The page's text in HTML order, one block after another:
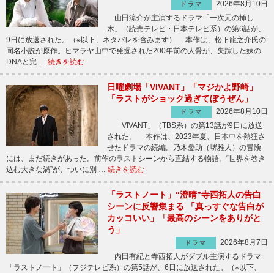
ドラマ
2026年8月10日
山田涼介が主演するドラマ「一次元の挿し
木」（読売テレビ・日本テレビ系）の第6話が、
9日に放送された。（※以下、ネタバレを含みます） 本作は、松下龍之介氏の
同名小説が原作。ヒマラヤ山中で発掘された200年前の人骨が、失踪した妹の
DNAと完 … 続きを読む
日曜劇場「VIVANT」「マジかよ野崎」
「ラストがショック過ぎてぼうぜん」
ドラマ
2026年8月10日
「VIVANT」（TBS系）の第13話が9日に放送
された。 本作は、2023年夏、日本中を熱狂さ
せたドラマの続編。乃木憂助（堺雅人）の冒険
には、まだ続きがあった。前作のラストシーンから直結する物語。“世界を巻き
込む大きな渦”が、ついに別 … 続きを読む
「ラストノート」“澄晴”寺西拓人の告白
シーンに反響集まる 「真っすぐな告白が
カッコいい」「最高のシーンをありがと
う」
ドラマ
2026年8月7日
内田有紀と寺西拓人がダブル主演するドラマ
「ラストノート」（フジテレビ系）の第5話が、6日に放送された。（※以下、